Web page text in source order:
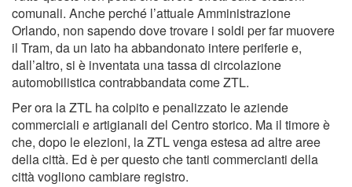
comunali. Anche perché l’attuale Amministrazione
Orlando, non sapendo dove trovare i soldi per far muovere
il Tram, da un lato ha abbandonato intere periferie e,
dall’altro, si è inventata una tassa di circolazione
automobilistica contrabbandata come ZTL.
Per ora la ZTL ha colpito e penalizzato le aziende
commerciali e artigianali del Centro storico. Ma il timore è
che, dopo le elezioni, la ZTL venga estesa ad altre aree
della città. Ed è per questo che tanti commercianti della
città vogliono cambiare registro.